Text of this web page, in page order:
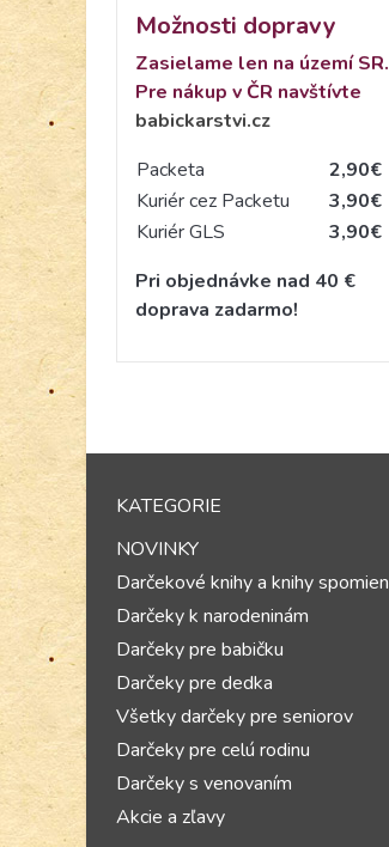
Možnosti dopravy
Zasielame len na území SR.
Pre nákup v ČR navštívte
babickarstvi.cz
Packeta
2,90€
Kuriér cez Packetu
3,90€
Kuriér GLS
3,90€
Pri objednávke nad 40 €
doprava zadarmo!
KATEGORIE
NOVINKY
Darčekové knihy a knihy
Darčeky k narodeninám
Darčeky pre babičku
Darčeky pre dedka
Všetky darčeky pre seniorov
Darčeky pre celú rodinu
Darčeky s venovaním
Akcie a zľavy